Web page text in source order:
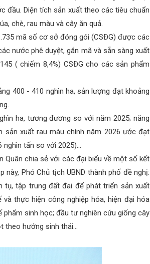
đầu. Diện tích sản xuất theo các tiêu chuẩn
chè, rau màu và cây ăn quả.
mã số cơ sở đóng gói (CSĐG) được các
nước phê duyệt, gắn mã và sẵn sàng xuất
( chiếm 8,4%) CSĐG cho các sản phẩm
400 - 410 nghìn ha, sản lượng đạt khoảng
ha, tương đương so với năm 2025; năng
sản xuất rau màu chính năm 2026 ước đạt
tấn so với 2025)…
Quân chia sẻ với các đại biểu về một số kết
Phó Chủ tịch UBND thành phố đề nghị:
tụ, tập trung đất đai để phát triển sản xuất
thực hiện công nghiệp hóa, hiện đại hóa
sinh học; đầu tư nghiên cứu giống cây
hướng sinh thái…